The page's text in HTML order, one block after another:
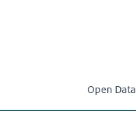
Open Data